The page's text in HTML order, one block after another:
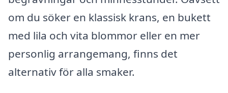
om du söker en klassisk krans, en bukett
med lila och vita blommor eller en mer
personlig arrangemang, finns det
alternativ för alla smaker.